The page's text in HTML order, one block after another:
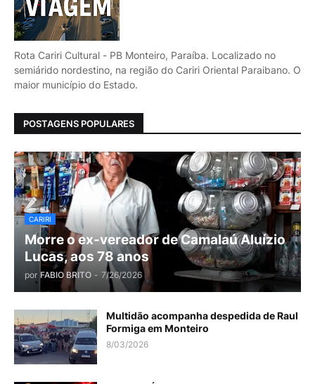
Rota Cariri Cultural - PB Monteiro, Paraíba. Localizado no
semiárido nordestino, na região do Cariri Oriental Paraibano. O
maior município do Estado.
POSTAGENS POPULARES
CARIRI
Morre o ex-vereador de Camalaú Aluízio
Lucas, aos 78 anos
por FABIO BRITO - 7/26/2026
Multidão acompanha despedida de Raul
Formiga em Monteiro
8/03/2026